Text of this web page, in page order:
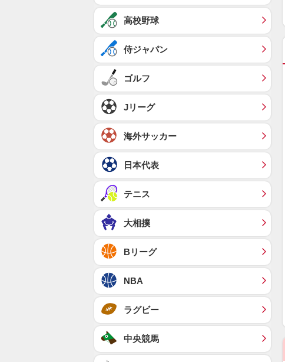
高校野球
侍ジャパン
ゴルフ
Jリーグ
海外サッカー
日本代表
テニス
大相撲
Bリーグ
NBA
ラグビー
中央競馬